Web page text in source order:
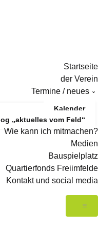
Startseite
der Verein
Termine / neues
Kalender
„aktuelles vom Feld“
Wie kann ich mitmachen?
Medien
Bauspielplatz
Quartierfonds Freiimfelde
Kontakt und social media